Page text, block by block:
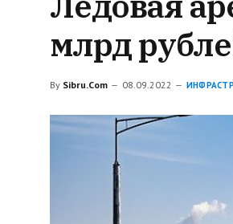
млрд
By Sibru.Com 08.09.2022